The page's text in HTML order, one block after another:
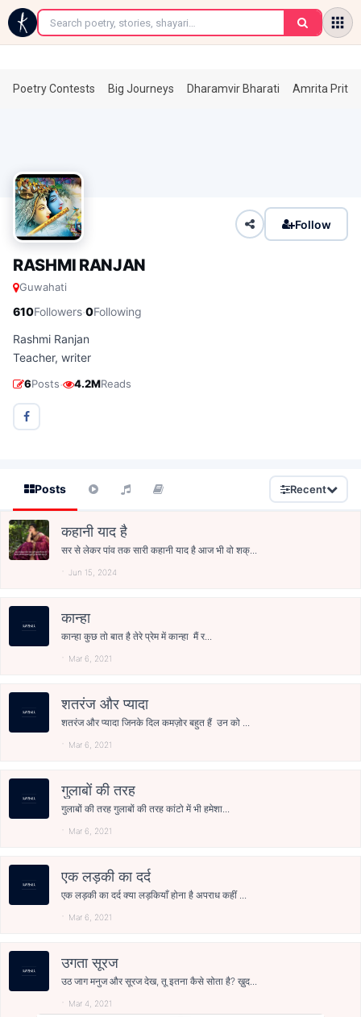
←
Poetry Contests Big Journeys Dharamvir Bharati Amrita
Follow
RASHMI RANJAN
Guwahati
610Followers·0Following
Rashmi Ranjan
Teacher, writer
6Posts· 4.2MReads
Posts Recent
कहानी याद है
सर से लेकर पांव तक सारी कहानी याद है आज भी वो शक्...
Jun 15, 2024
कान्हा
कान्हा कुछ तो बात है तेरे प्रेम में कान्हा मैं र...
Mar 6, 2021
शतरंज और प्यादा
शतरंज और प्यादा जिनके दिल कमज़ोर बहुत हैं उन को ...
Mar 6, 2021
गुलाबों की तरह
गुलाबों की तरह गुलाबों की तरह कांटो में भी हमेशा...
Mar 6, 2021
एक लड़की का दर्द
एक लड़की का दर्द क्या लड़कियाँ होना है अपराध कहीं ...
Mar 6, 2021
उगता सूरज
उठ जाग मनुज और सूरज देख, तू इतना कैसे सोता है? ख़ुद...
Mar 4, 2021